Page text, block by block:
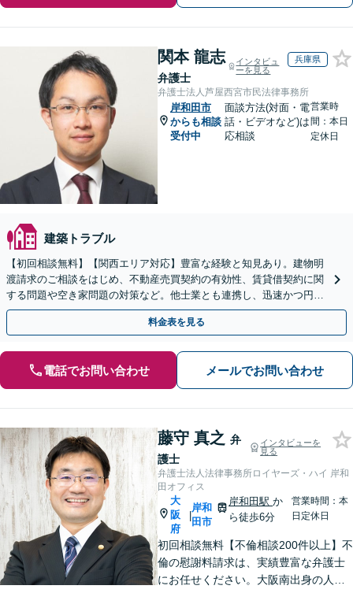
関本 龍志
弁護士
インタビュ
ーを見る
兵庫県
弁護士法人芦屋西宮市民法律事務所
岸和田市
からも相談
受付中
面談方法(対面・電
話・ビデオなど)は
応相談
営業時
間：本日
定休日
建築トラブル
【初回相談無料】【関西エリア対応】豊富な経験と知見あり。建物明
渡請求のご相談をはじめ、不動産売買契約の有効性、賃貸借契約に関
する問題や空き家問題の対策など。他士業とも連携し、迅速かつ円滑
な解決を目指します【顧問契約】【西宮北口駅3分】
料金表を見る
電話でお問い合わせ メールでお問い合わせ
藤守 真之 弁
護士
インタビューを
見る
弁護士法人法律事務所ロイヤーズ・ハイ 岸和
田オフィス
大
阪
府
|
岸和
田市
岸和田駅か
ら徒歩6分
営業時間：本
日定休日
初回相談無料【不倫相談200件以上】不
倫の慰謝料請求は、実績豊富な弁護士
にお任せください。大阪南出身の人情